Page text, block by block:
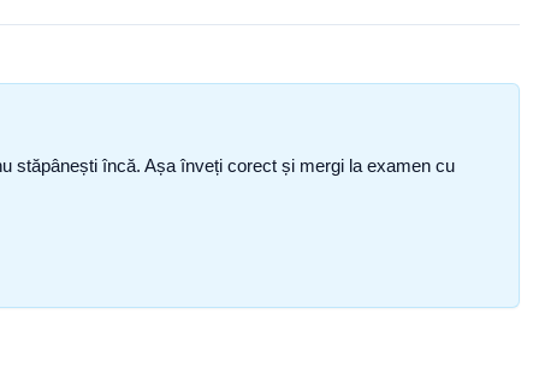
stăpânești încă. Așa înveți corect și mergi la examen cu